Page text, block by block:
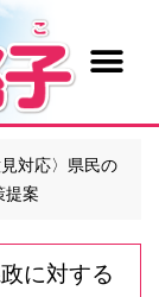
見対応〉県民の
提案
に対する